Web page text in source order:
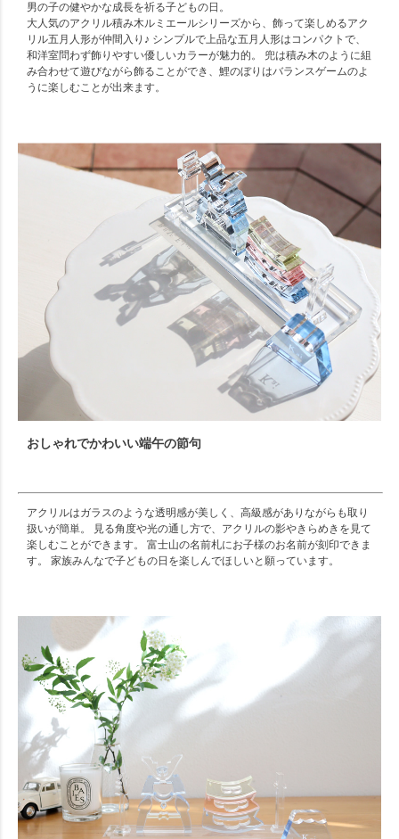
男の子の健やかな成長を祈る子どもの日。
大人気のアクリル積み木ルミエールシリーズから、飾って楽しめるアク
リル五月人形が仲間入り♪ シンプルで上品な五月人形はコンパクトで、
和洋室問わず飾りやすい優しいカラーが魅力的。 兜は積み木のように組
み合わせて遊びながら飾ることができ、鯉のぼりはバランスゲームのよ
うに楽しむことが出来ます。
おしゃれでかわいい端午の節句
アクリルはガラスのような透明感が美しく、高級感がありながらも取り
扱いが簡単。 見る角度や光の通し方で、アクリルの影やきらめきを見て
楽しむことができます。 富士山の名前札にお子様のお名前が刻印できま
す。 家族みんなで子どもの日を楽しんでほしいと願っています。